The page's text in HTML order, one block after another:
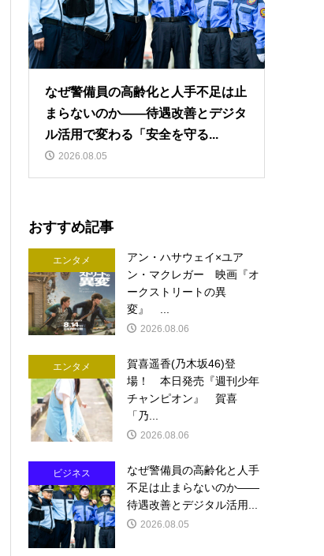
なぜ警備員の高齢化と人手不足は止
まらないのか――待遇改善とデジタ
ル活用で変わる「安全を守る...
2026.08.05
おすすめ記事
エンタメ
アン・ハサウェイ×ユア
ン・マクレガー 映画『オ
ークストリートの異
変』 ...
2026.08.06
エンタメ
賀喜遥香(乃木坂46)登
場！ 本日発売『週刊少年
チャンピオン』 賀喜
「乃...
2026.08.06
ビジネス
なぜ警備員の高齢化と人手
不足は止まらないのか――
待遇改善とデジタル活用...
2026.08.05